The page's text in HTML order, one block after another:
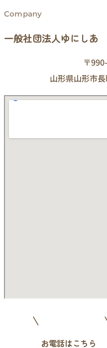
Company
一般社団法人ゆにしあ
〒
山形県山形市
お電話はこちら